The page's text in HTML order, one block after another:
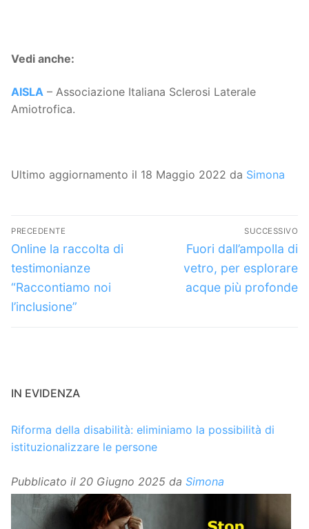
Vedi anche:
AISLA – Associazione Italiana Sclerosi Laterale
Amiotrofica.
Ultimo aggiornamento il 18 Maggio 2022 da Simona
Navigazione
articoli
PRECEDENTE
Articolo
precedente:
Online la raccolta di
testimonianze
“Raccontiamo noi
l’inclusione”
SUCCESSIVO
Articolo
successivo:
Fuori dall’ampolla di
vetro, per esplorare
acque più profonde
IN EVIDENZA
Riforma della disabilità: eliminiamo la possibilità di
istituzionalizzare le persone
Pubblicato il 20 Giugno 2025 da Simona